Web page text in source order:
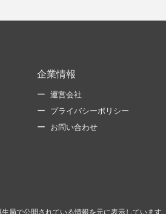
企業情報
運営会社
プライバシーポリシー
お問い合わせ
局で公開されている情報を元に表示しています。